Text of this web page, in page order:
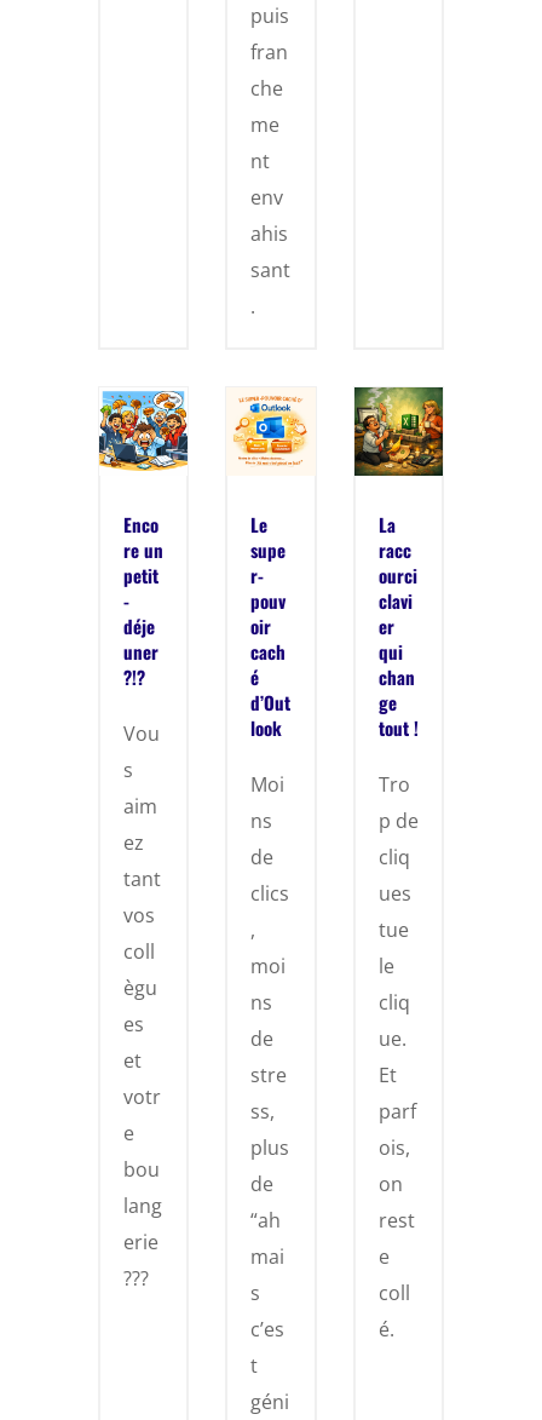
puis
fran
che
me
nt
env
ahis
sant
.
Enco
re un
petit
-
déje
uner
?!?
Vou
s
aim
ez
tant
vos
coll
ègu
es
et
votr
e
bou
lang
erie
???
Le
supe
r-
pouv
oir
cach
é
d’Out
look
Moi
ns
de
clics
,
moi
ns
de
stre
ss,
plus
de
“ah
mai
s
c’es
t
géni
La
racc
ourci
clavi
er
qui
chan
ge
tout !
Tro
p de
cliq
ues
tue
le
cliq
ue.
Et
parf
ois,
on
rest
e
coll
é.